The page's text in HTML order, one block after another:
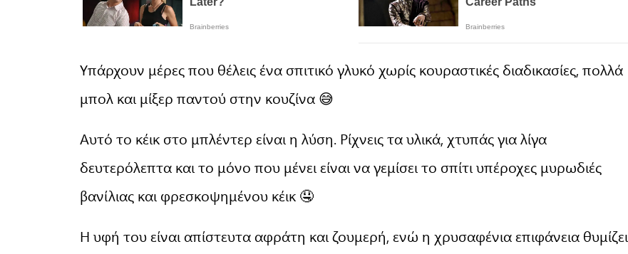
Υπάρχουν μέρες που θέλεις ένα σπιτικό γλυκό χωρίς κουραστικές διαδικασίες, πολλά
μπολ και μίξερ παντού στην κουζίνα 😅
Αυτό το κέικ στο μπλέντερ είναι η λύση. Ρίχνεις τα υλικά, χτυπάς για λίγα
δευτερόλεπτα και το μόνο που μένει είναι να γεμίσει το σπίτι υπέροχες μυρωδιές
βανίλιας και φρεσκοψημένου κέικ 🤤
Η υφή του είναι απίστευτα αφράτη και ζουμερή, ενώ η χρυσαφένια επιφάνεια θυμίζει